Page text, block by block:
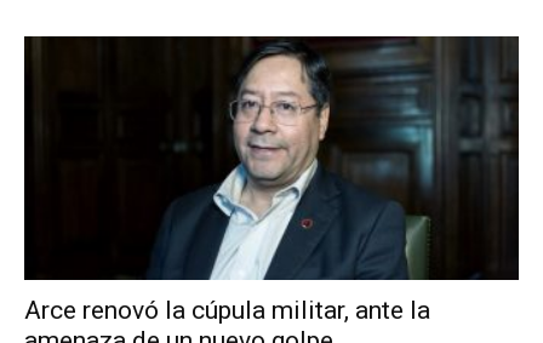
Arce renovó la cúpula militar, ante la